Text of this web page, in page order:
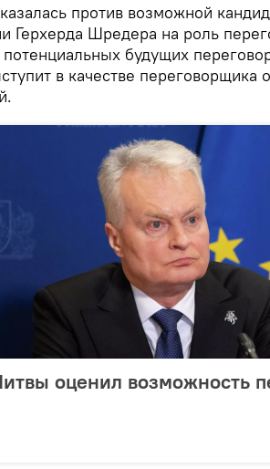
против возможной
Герхерда Шредера на роль
будущих
в качестве переговорщика
оценил возможность